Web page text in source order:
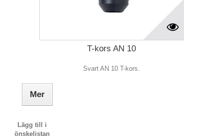
T-kors AN 10
Svart AN 10 T-kors.
Mer
Lägg till i
önskelistan